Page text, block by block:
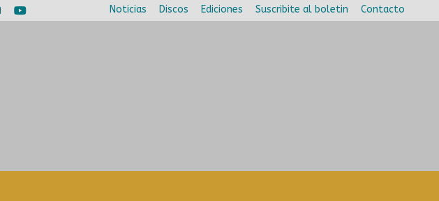
Noticias Discos Ediciones Suscribite al boletin Contacto